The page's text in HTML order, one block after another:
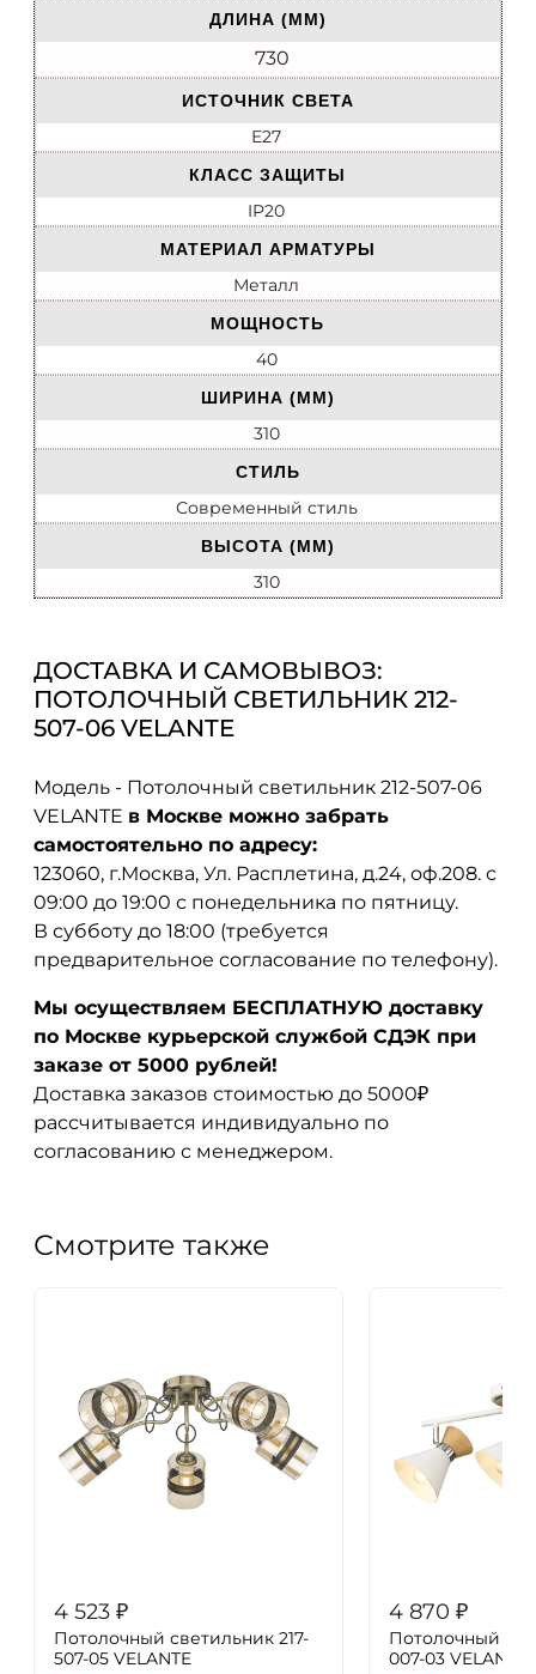
ДЛИНА (ММ)
730
ИСТОЧНИК СВЕТА
E27
КЛАСС ЗАЩИТЫ
IP20
МАТЕРИАЛ АРМАТУРЫ
Металл
МОЩНОСТЬ
40
ШИРИНА (ММ)
310
СТИЛЬ
Современный стиль
ВЫСОТА (ММ)
310
ДОСТАВКА И САМОВЫВОЗ:
ПОТОЛОЧНЫЙ СВЕТИЛЬНИК 212-
507-06 VELANTE
Модель - Потолочный светильник 212-507-06
VELANTE в Москве можно забрать
самостоятельно по адресу:
123060, г.Москва, Ул. Расплетина, д.24, оф.208. с
09:00 до 19:00 с понедельника по пятницу.
В субботу до 18:00 (требуется
предварительное согласование по телефону).
Мы осуществляем БЕСПЛАТНУЮ доставку
по Москве курьерской службой СДЭК при
заказе от 5000 рублей!
Доставка заказов стоимостью до 5000₽
рассчитывается индивидуально по
согласованию с менеджером.
Смотрите также
4 523 ₽
Потолочный светильник 217-
507-05 VELANTE
4 870 ₽
Потолочный
007-03 VELANTE